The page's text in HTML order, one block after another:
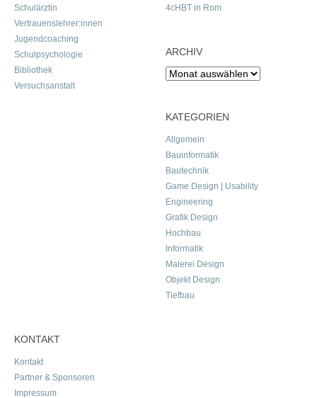
Schulärztin
Vertrauenslehrer:innen
Jugendcoaching
Schulpsychologie
Bibliothek
Versuchsanstalt
4cHBT in Rom
ARCHIV
Archiv
KATEGORIEN
Allgemein
Bauinformatik
Bautechnik
Game Design | Usability
Engineering
Grafik Design
Hochbau
Informatik
Malerei Design
Objekt Design
Tiefbau
KONTAKT
Kontakt
Partner & Sponsoren
Impressum